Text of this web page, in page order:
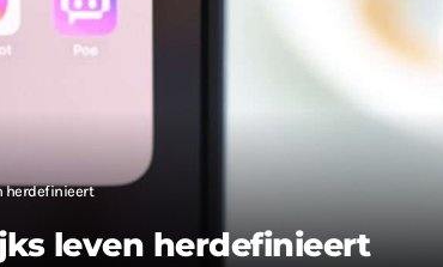
herdefinieert
leven herdefinieert